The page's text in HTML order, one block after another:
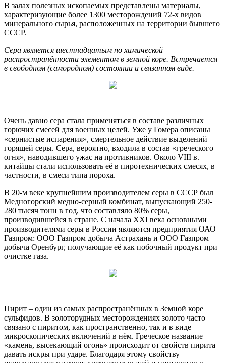
В залах полезных ископаемых представлены материалы,
характеризующие более 1300 месторождений 72-х видов
минерального сырья, расположенных на территории бывшего
СССР.
Сера является шестнадцатым по химической
распространённости элементом в земной коре. Встречается
в свободном (самородном) состоянии и связанном виде.
Очень давно сера стала применяться в составе различных
горючих смесей для военных целей. Уже у Гомера описаны
«сернистые испарения», смертельное действие выделений
горящей серы. Сера, вероятно, входила в состав «греческого
огня», наводившего ужас на противников. Около VIII в.
китайцы стали использовать её в пиротехнических смесях, в
частности, в смеси типа пороха.
В 20-м веке крупнейшим производителем серы в СССР был
Медногорский медно-серный комбинат, выпускающий 250-
280 тысяч тонн в год, что составляло 80% серы,
производившейся в стране. С начала XXI века основными
производителями серы в России являются предприятия ОАО
Газпром: ООО Газпром добыча Астрахань и ООО Газпром
добыча Оренбург, получающие её как побочный продукт при
очистке газа.
Пирит – один из самых распространённых в Земной коре
сульфидов. В золоторудных месторождениях золото часто
связано с пиритом, как пространственно, так и в виде
микроскопических включений в нём. Греческое название
«камень, высекающий огонь» происходит от свойств пирита
давать искры при ударе. Благодаря этому свойству